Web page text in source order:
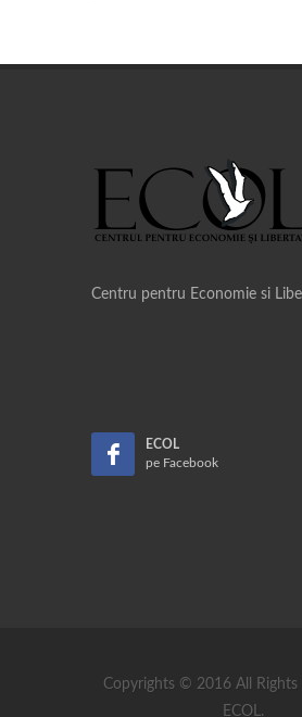
Centru pentru Economie si
ECOL
pe Facebook
Copyrights © 2016 All Rights
ECOL.